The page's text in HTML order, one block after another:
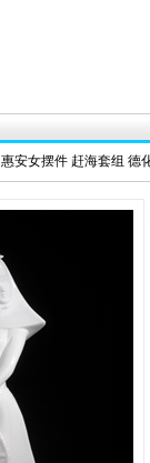
惠安女摆件 赶海套组 德